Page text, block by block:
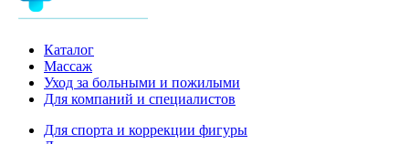
Каталог
Массаж
Уход за больными и пожилыми
Для компаний и специалистов
Для спорта и коррекции фигуры